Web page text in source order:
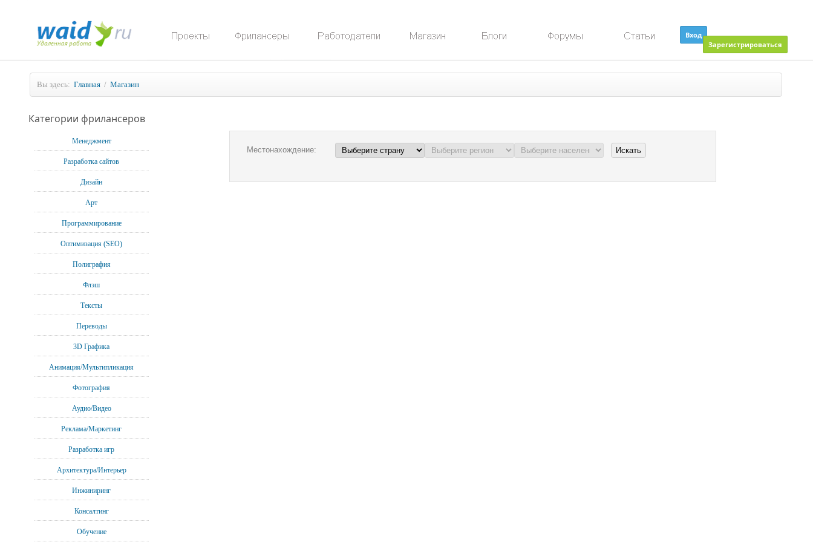
Вход
Зарегистрироваться
Вы здесь: Главная / Магазин
Категории фрилансеров
Менеджмент
Разработка сайтов
Дизайн
Арт
Программирование
Оптимизация (SEO)
Полиграфия
Флэш
Тексты
Переводы
3D Графика
Анимация/Мультипликация
Фотография
Аудио/Видео
Реклама/Маркетинг
Разработка игр
Архитектура/Интерьер
Инжиниринг
Консалтинг
Обучение
Местонахождение: